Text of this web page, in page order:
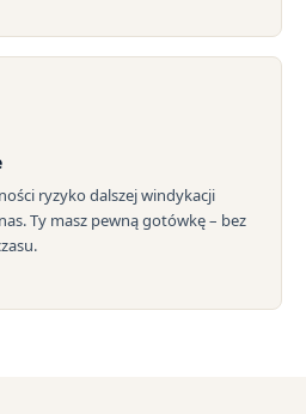
ryzyko dalszej windykacji
Ty masz pewną gotówkę – bez